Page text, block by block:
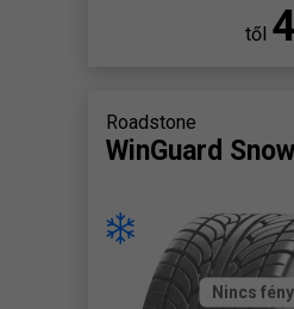
től
Roadstone
WinGuard
Nincs